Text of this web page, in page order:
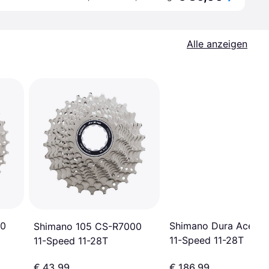
Alle anzeigen
Shimano 105 CS-R7000
11-Speed 11-28T
Shimano Dura Ace
11-Speed 11-28T